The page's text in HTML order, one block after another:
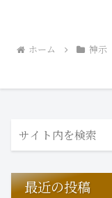
ホーム 神示
最近の投稿